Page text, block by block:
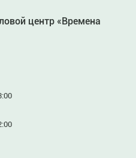
центр «Времена